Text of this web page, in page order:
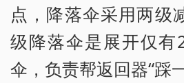
点，降落伞采用两级
级降落伞是展开仅有
伞，负责帮返回器“踩